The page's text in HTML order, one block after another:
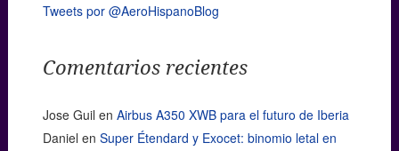
Tweets por @AeroHispanoBlog
Comentarios recientes
Jose Guil en Airbus A350 XWB para el futuro de Iberia
Daniel en Super Étendard y Exocet: binomio letal en